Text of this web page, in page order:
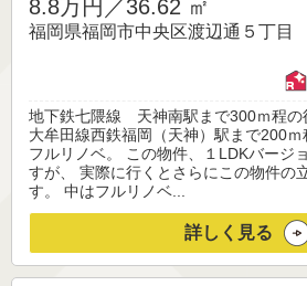
8.8万円／36.62 ㎡
福岡県福岡市中央区渡辺通５丁目
地下鉄七隈線 天神南駅まで300ｍ程の
大牟田線西鉄福岡（天神）駅まで200
フルリノベ。 この物件、１LDKバージ
すが、 実際に行くとさらにこの物件の
す。 中はフルリノベ...
詳しく見る